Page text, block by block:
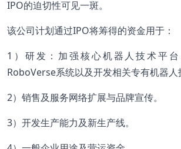
IPO的迫切性可见一斑。
该公司计划通过IPO将筹得的资金用于：
1）研发：加强核心机器人技术平
RoboVerse系统以及开发相关专有机器人
2）销售及服务网络扩展与品牌宣传。
3）开发生产能力及新生产线。